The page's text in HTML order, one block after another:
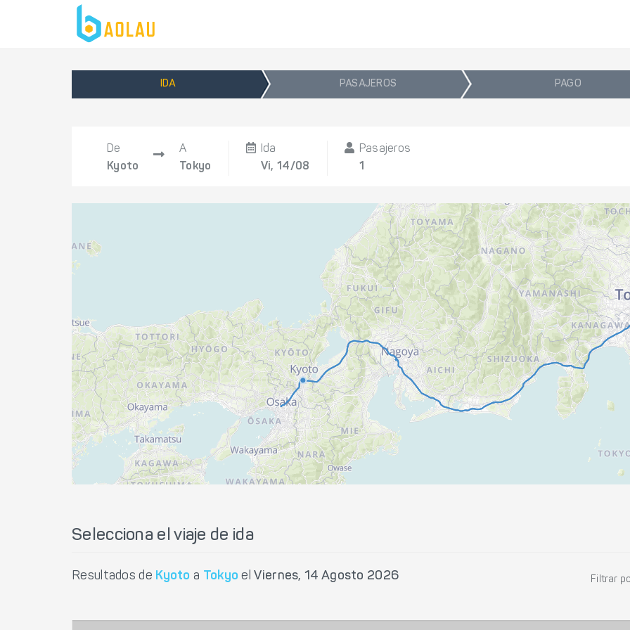
IDA PASAJEROS PAGO
De
Kyoto
A
Tokyo
Ida
Vi, 14/08
Pasajeros
1
Selecciona el viaje de ida
Resultados de Kyoto a Tokyo el Viernes, 14 Agosto 2026 Filtrar